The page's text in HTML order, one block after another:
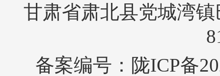
甘肃省肃北县党城湾
备案编号： 陇ICP备